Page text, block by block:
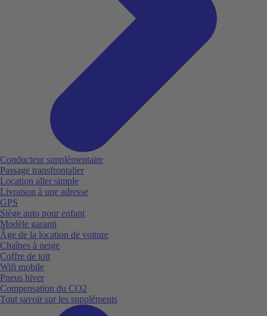
Conducteur supplémentaire
Passage transfrontalier
Location aller simple
Livraison à une adresse
GPS
Siège auto pour enfant
Modèle garanti
Âge de la location de voiture
Chaînes à neige
Coffre de toit
Wifi mobile
Pneus hiver
Compensation du CO2
Tout savoir sur les suppléments